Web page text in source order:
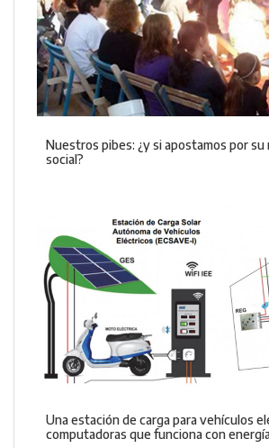
Nuestros pibes: ¿y si apostamos por
social?
Una estación de carga para vehículos
computadoras que funciona con